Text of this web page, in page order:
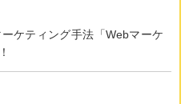
ケティング手法「Webマーケ